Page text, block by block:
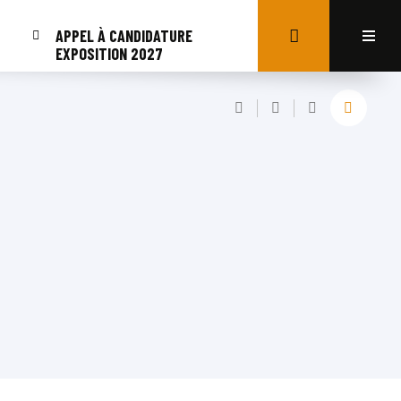
APPEL À CANDIDATURE
EXPOSITION 2027